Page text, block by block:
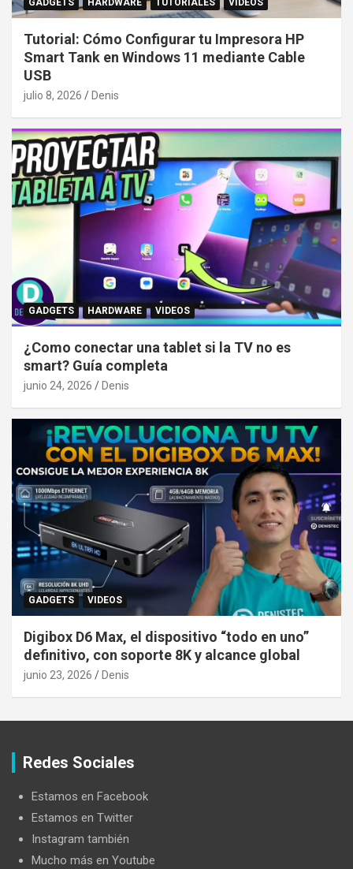
GADGETS HARDWARE TUTORIALES VIDEOS
Tutorial: Cómo Configurar tu Impresora HP
Smart Tank en Windows 11 mediante Cable
USB
julio 8, 2026 Denis
GADGETS HARDWARE VIDEOS
¿Como conectar una tablet si la TV no es
smart? Guía completa
junio 24, 2026 Denis
GADGETS VIDEOS
Digibox D6 Max, el dispositivo “todo en uno”
definitivo, con soporte 8K y alcance global
junio 23, 2026 Denis
Redes Sociales
Estamos en Facebook
Estamos en Twitter
Instagram también
Mucho más en Youtube